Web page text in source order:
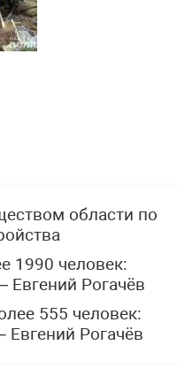
области по
1990 человек:
Евгений Рогачёв
555 человек:
Евгений Рогачёв